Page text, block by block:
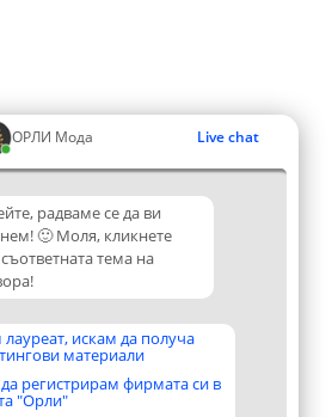
ОРЛИ Мода Live chat
радваме се да ви
🙂 Моля, кликнете
тема на
искам да получа
материали
регистрирам фирмата си в
"Орли"